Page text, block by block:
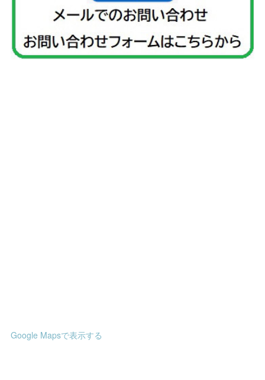
Google Mapsで表示する